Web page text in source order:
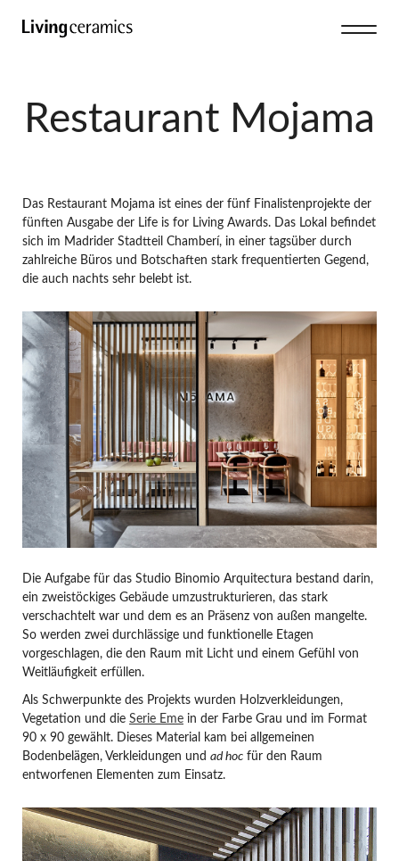
Restaurant Mojama
Das Restaurant Mojama ist eines der fünf Finalistenprojekte der
fünften Ausgabe der Life is for Living Awards. Das Lokal befindet
sich im Madrider Stadtteil Chamberí, in einer tagsüber durch
zahlreiche Büros und Botschaften stark frequentierten Gegend,
die auch nachts sehr belebt ist.
Die Aufgabe für das Studio Binomio Arquitectura bestand darin,
ein zweistöckiges Gebäude umzustrukturieren, das stark
verschachtelt war und dem es an Präsenz von außen mangelte.
So werden zwei durchlässige und funktionelle Etagen
vorgeschlagen, die den Raum mit Licht und einem Gefühl von
Weitläufigkeit erfüllen.
Als Schwerpunkte des Projekts wurden Holzverkleidungen,
Vegetation und die Serie Eme in der Farbe Grau und im Format
90 x 90 gewählt. Dieses Material kam bei allgemeinen
Bodenbelägen, Verkleidungen und ad hoc für den Raum
entworfenen Elementen zum Einsatz.